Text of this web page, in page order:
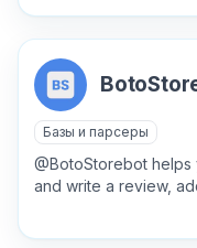
Базы и парсеры
@BotoStorebot
and write a review,